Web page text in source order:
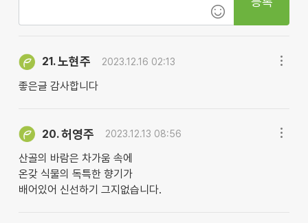
21.노현주 2023.12.16 02:13
좋은글 감사합니다
20.허영주 2023.12.13 08:56
산골의 바람은 차가움 속에
온갖 식물의 독특한 향기가
배어있어 신선하기 그지없습니다.